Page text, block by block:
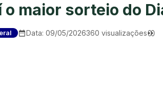
o maior sorteio do
Data: 09/05/2026360 visualizações